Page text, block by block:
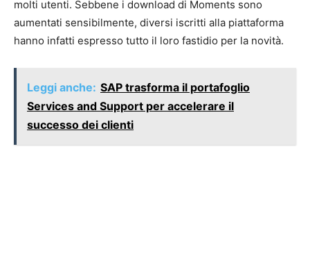
molti utenti. Sebbene i download di Moments sono
aumentati sensibilmente, diversi iscritti alla piattaforma
hanno infatti espresso tutto il loro fastidio per la novità.
Leggi anche: SAP trasforma il portafoglio
Services and Support per accelerare il
successo dei clienti